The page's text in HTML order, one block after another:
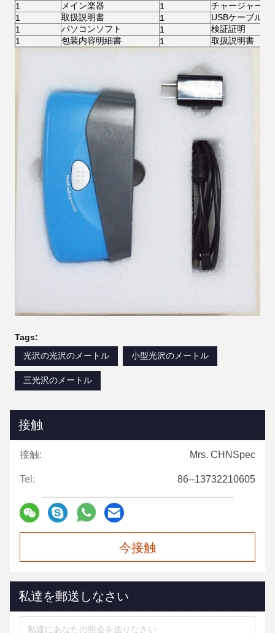
1
メイン楽器 1
チャージャーヘ
1
取扱説明書 1
USBケーブル
1
パソコンソフト 1
検証証明
1
包装内容明細書 1 取扱説明書
Tags:
光沢の光沢のメートル
小型光沢のメートル
三光沢のメートル
接触
接触: Mrs. CHNSpec
Tel: 86--13732210605
今接触
私達を郵送しなさい